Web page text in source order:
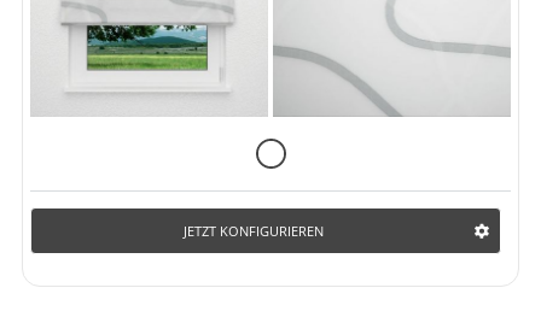
JETZT KONFIGURIEREN